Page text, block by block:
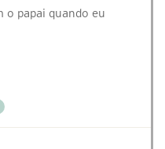
o papai quando eu